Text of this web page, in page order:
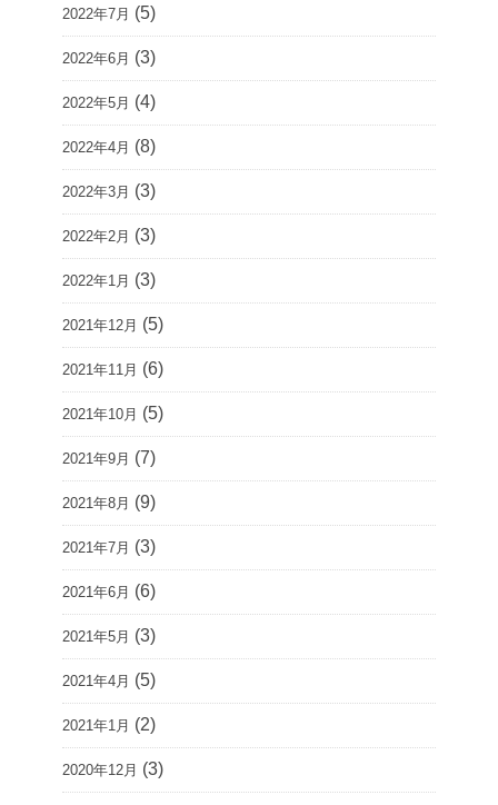
2022年7月 (5)
2022年6月 (3)
2022年5月 (4)
2022年4月 (8)
2022年3月 (3)
2022年2月 (3)
2022年1月 (3)
2021年12月 (5)
2021年11月 (6)
2021年10月 (5)
2021年9月 (7)
2021年8月 (9)
2021年7月 (3)
2021年6月 (6)
2021年5月 (3)
2021年4月 (5)
2021年1月 (2)
2020年12月 (3)